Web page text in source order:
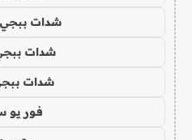
شدات
شدات
شدات
فور يو